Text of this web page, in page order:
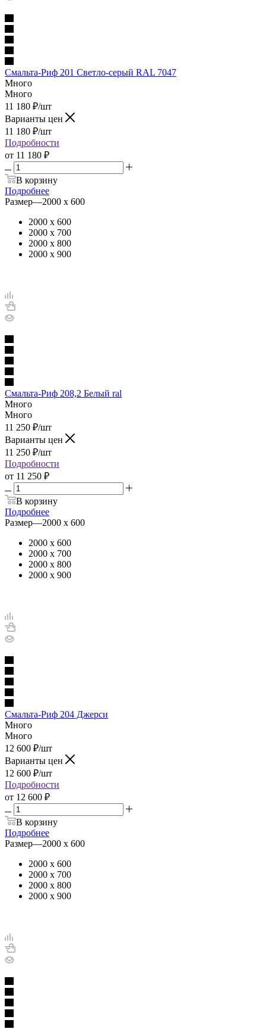
Смальта-Риф 201 Светло-серый RAL 7047
Много
Много
11 180 ₽/шт
Варианты цен
11 180 ₽/шт
Подробности
от 11 180 ₽
В корзину
Подробнее
Размер—2000 х 600
2000 х 600
2000 х 700
2000 х 800
2000 х 900
Смальта-Риф 208,2 Белый ral
Много
Много
11 250 ₽/шт
Варианты цен
11 250 ₽/шт
Подробности
от 11 250 ₽
В корзину
Подробнее
Размер—2000 х 600
2000 х 600
2000 х 700
2000 х 800
2000 х 900
Смальта-Риф 204 Джерси
Много
Много
12 600 ₽/шт
Варианты цен
12 600 ₽/шт
Подробности
от 12 600 ₽
В корзину
Подробнее
Размер—2000 х 600
2000 х 600
2000 х 700
2000 х 800
2000 х 900